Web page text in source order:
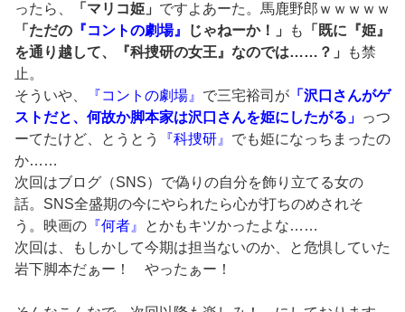
ったら、
「マリコ姫」 ですよあーた。馬鹿野郎ｗｗｗｗｗ
「ただの 『コントの劇場』 じゃねーか！」 も
「既に『姫』
を通り越して、『科捜研の女王』なのでは……？」
も禁
止。
そういや、
『コントの劇場』 で三宅裕司が 「沢口さんがゲ
ストだと、何故か脚本家は沢口さんを姫にしたがる」 っつ
ーてたけど、とうとう
『科捜研』 でも姫になっちまったの
か……
次回はブログ（SNS）で偽りの自分を飾り立てる女の
話。SNS全盛期の今にやられたら心が打ちのめされそ
う。映画の 『何者』
とかもキツかったよな……
次回は、もしかして今期は担当ないのか、と危惧していた
岩下脚本だぁー！ やったぁー！